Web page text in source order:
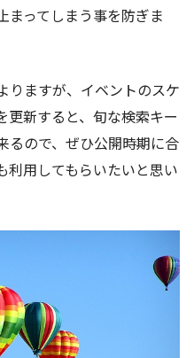
まってしまう事を防ぎま
りますが、イベントのスケ
更新すると、旬な検索キー
るので、ぜひ公開時期に合
利用してもらいたいと思い